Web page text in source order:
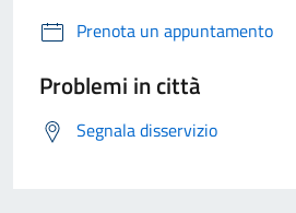
Prenota un appuntamento
Problemi in città
Segnala disservizio